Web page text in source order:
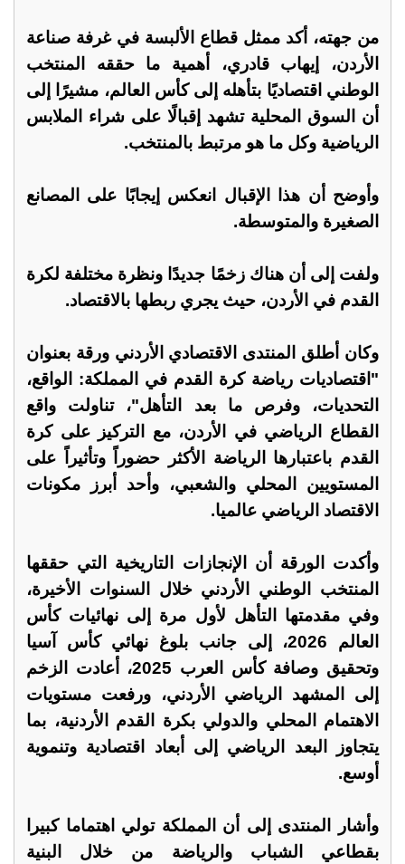
من جهته، أكد ممثل قطاع الألبسة في غرفة صناعة
الأردن، إيهاب قادري، أهمية ما حققه المنتخب
الوطني اقتصاديًا بتأهله إلى كأس العالم، مشيرًا إلى
أن السوق المحلية تشهد إقبالًا على شراء الملابس
الرياضية وكل ما هو مرتبط بالمنتخب.
وأوضح أن هذا الإقبال انعكس إيجابًا على المصانع
الصغيرة والمتوسطة.
ولفت إلى أن هناك زخمًا جديدًا ونظرة مختلفة لكرة
القدم في الأردن، حيث يجري ربطها بالاقتصاد.
وكان أطلق المنتدى الاقتصادي الأردني ورقة بعنوان
"اقتصاديات رياضة كرة القدم في المملكة: الواقع،
التحديات، وفرص ما بعد التأهل"، تناولت واقع
القطاع الرياضي في الأردن، مع التركيز على كرة
القدم باعتبارها الرياضة الأكثر حضوراً وتأثيراً على
المستويين المحلي والشعبي، وأحد أبرز مكونات
الاقتصاد الرياضي عالميا.
وأكدت الورقة أن الإنجازات التاريخية التي حققها
المنتخب الوطني الأردني خلال السنوات الأخيرة،
وفي مقدمتها التأهل لأول مرة إلى نهائيات كأس
العالم 2026، إلى جانب بلوغ نهائي كأس آسيا
وتحقيق وصافة كأس العرب 2025، أعادت الزخم
إلى المشهد الرياضي الأردني، ورفعت مستويات
الاهتمام المحلي والدولي بكرة القدم الأردنية، بما
يتجاوز البعد الرياضي إلى أبعاد اقتصادية وتنموية
أوسع.
وأشار المنتدى إلى أن المملكة تولي اهتماما كبيرا
بقطاعي الشباب والرياضة من خلال البنية